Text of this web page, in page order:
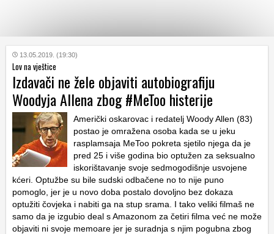
KATEGORIJE
HRVATSKI
WEB
13.05.2019. (19:30)
Lov na vještice
Izdavači ne žele objaviti autobiografiju
Woodyja Allena zbog #MeToo histerije
Američki oskarovac i redatelj Woody Allen (83)
postao je omražena osoba kada se u jeku
rasplamsaja MeToo pokreta sjetilo njega da je
pred 25 i više godina bio optužen za seksualno
iskorištavanje svoje sedmogodišnje usvojene
kćeri. Optužbe su bile sudski odbačene no to nije puno
pomoglo, jer je u novo doba postalo dovoljno bez dokaza
optužiti čovjeka i nabiti ga na stup srama. I tako veliki filmaš ne
samo da je izgubio deal s Amazonom za četiri filma već ne može
objaviti ni svoje memoare jer je suradnja s njim pogubna zbog